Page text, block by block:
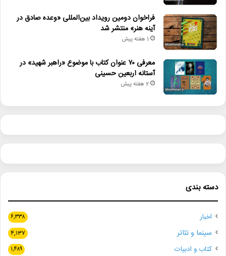
فراخوان دومین رویداد بین‌المللی «وعده صادق در
آینه هنر» منتشر شد
1 هفته پیش
معرفی ۷۰ عنوان کتاب با موضوع «راهبر شهید» در
آستانه اربعین حسینی
2 هفته پیش
دسته بندی
اخبار ۶,۳۳۸
سینما و تئاتر ۴,۱۳۷
کتاب و ادبیات ۱,۴۸۹